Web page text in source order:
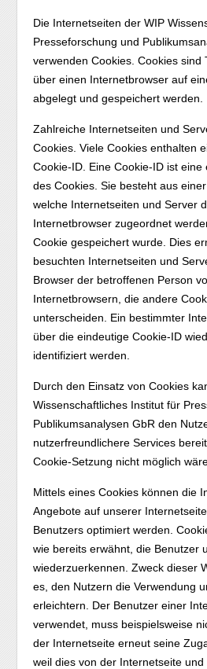
Die Internetseiten der WIP
Presseforschung und
verwenden Cookies. Cookies sind
über einen Internetbrowser auf
abgelegt und gespeichert werden.
Zahlreiche Internetseiten und
Cookies. Viele Cookies enthalten
Cookie-ID. Eine Cookie-ID ist eine
des Cookies. Sie besteht aus
welche Internetseiten und Server
Internetbrowser zugeordnet
Cookie gespeichert wurde. Dies
besuchten Internetseiten und
Browser der betroffenen Person
Internetbrowsern, die andere
unterscheiden. Ein bestimmter
über die eindeutige Cookie-ID
identifiziert werden.
Durch den Einsatz von Cookies
Wissenschaftliches Institut für
Publikumsanalysen GbR den
nutzerfreundlichere Services
Cookie-Setzung nicht möglich
Mittels eines Cookies können die
Angebote auf unserer
Benutzers optimiert werden.
wie bereits erwähnt, die Benutzer
wiederzuerkennen. Zweck dieser
es, den Nutzern die Verwendung
erleichtern. Der Benutzer einer
verwendet, muss beispielsweise
der Internetseite erneut seine
weil dies von der Internetseite